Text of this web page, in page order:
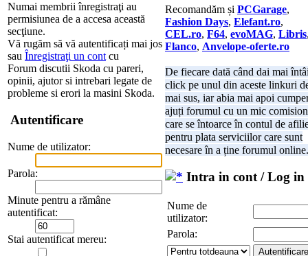
Numai membrii înregistraţi au
permisiunea de a accesa această
secţiune.
Vă rugăm să vă autentificați mai jos
sau Înregistraţi un cont cu
Forum discutii Skoda cu pareri,
opinii, ajutor si intrebari legate de
probleme si erori la masini Skoda.
Autentificare
Nume de utilizator:
Parola:
Minute pentru a rămâne
autentificat:
Stai autentificat mereu:
Recomandăm și PCGarage,
Fashion Days, Elefant.ro,
CEL.ro, F64, evoMAG, Libris
Flanco, Anvelope-oferte.ro
De fiecare dată când dai mai
click pe unul din aceste linkuri
mai sus, iar abia mai apoi
ajuți forumul cu un mic comision
care se întoarce în contul de
pentru plata serviciilor care sunt
necesare în a ține forumul online.
Intra in cont / Log in
Nume de
utilizator:
Parola: